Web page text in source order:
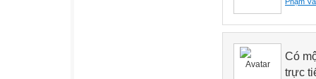
Có
trực